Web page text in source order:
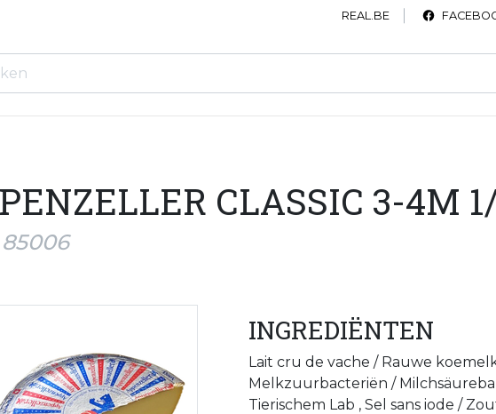
REAL.BE
CLASSIC 3-4M
85006
INGREDIËNTEN
Lait cru de vache / Rauwe
Melkzuurbacteriën /
Tierischem Lab , Sel sans iode /